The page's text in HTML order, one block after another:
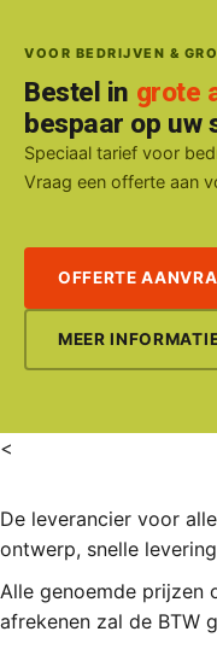
VOOR BEDRIJVEN &
Bestel in grote
bespaar op uw
Speciaal tarief voor
Vraag een offerte aan
OFFERTE
MEER
<
De leverancier voor
ontwerp, snelle
Alle genoemde prijzen
afrekenen zal de BTW